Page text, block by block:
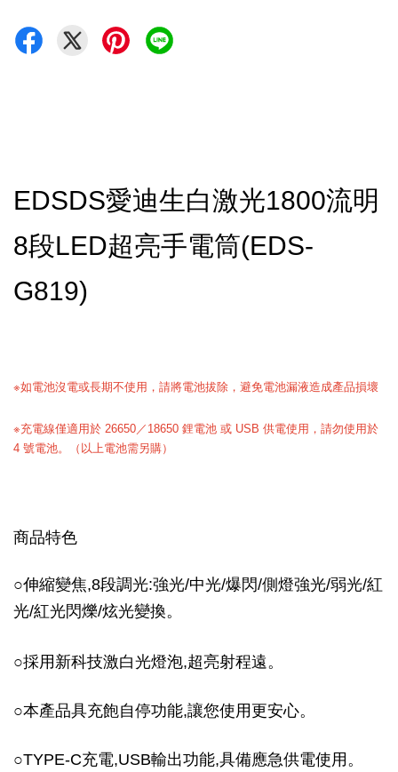
EDSDS愛迪生白激光1800流明
8段LED超亮手電筒(EDS-
G819)
※如電池沒電或長期不使用，請將電池拔除，避免電池漏液造成產品損壞
※充電線僅適用於 26650／18650 鋰電池 或 USB 供電使用，請勿使用於
4 號電池。
（以上電池需另購）
商品特色
○伸縮變焦,8段調光:強光/中光/爆閃/側燈強光/弱光/紅
光/紅光閃爍/炫光變換。
○採用新科技激白光燈泡,超亮射程遠。
○本產品具充飽自停功能,讓您使用更安心。
○TYPE-C充電,USB輸出功能,具備應急供電使用。